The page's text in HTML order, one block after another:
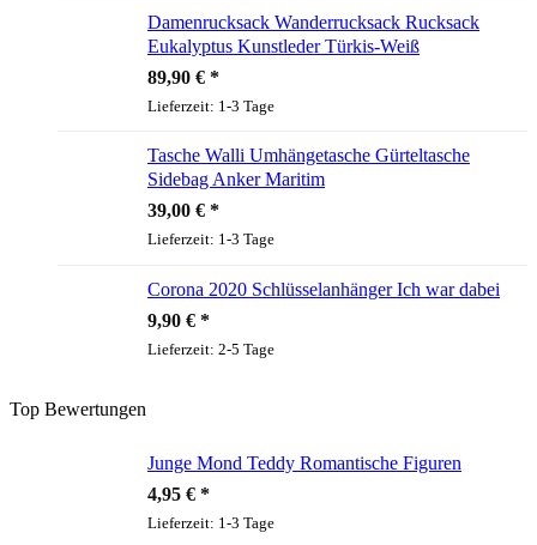
Damenrucksack Wanderrucksack Rucksack
Eukalyptus Kunstleder Türkis-Weiß
89,90 €
Lieferzeit: 1-3 Tage
Tasche Walli Umhängetasche Gürteltasche
Sidebag Anker Maritim
39,00 €
Lieferzeit: 1-3 Tage
Corona 2020 Schlüsselanhänger Ich war dabei
9,90 €
Lieferzeit: 2-5 Tage
Top Bewertungen
Junge Mond Teddy Romantische Figuren
4,95 €
Lieferzeit: 1-3 Tage